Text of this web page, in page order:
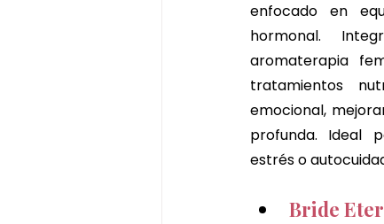
enfocado en
hormonal.
aromaterapia
tratamientos
emocional,
profunda. Ideal
estrés o
Bride